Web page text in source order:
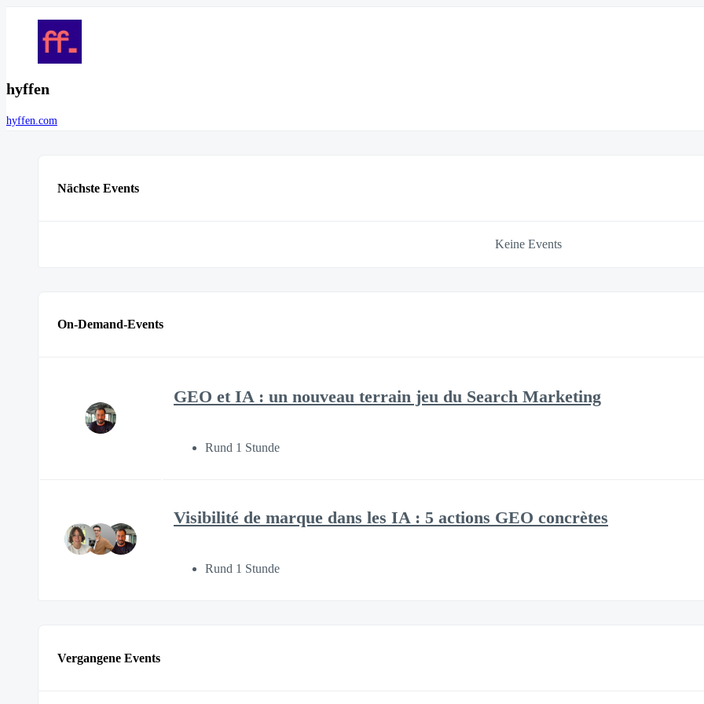
hyffen
hyffen.com
Nächste Events
Keine Events
On-Demand-Events
GEO et IA : un nouveau terrain jeu du Search Marketing
Rund 1 Stunde
Visibilité de marque dans les IA : 5 actions GEO concrètes
Rund 1 Stunde
Vergangene Events